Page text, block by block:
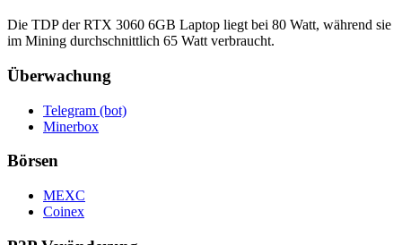
Die TDP der RTX 3060 6GB Laptop liegt bei 80 Watt, während sie
im Mining durchschnittlich 65 Watt verbraucht.
Überwachung
Telegram (bot)
Minerbox
Börsen
MEXC
Coinex